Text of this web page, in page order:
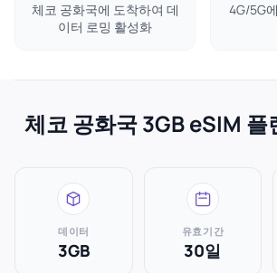
체코 공화국에 도착하여 데
이터 로밍 활성화
4G/5G
체코 공화국 3GB eSIM 플
데이터
3GB
유효기간
30일